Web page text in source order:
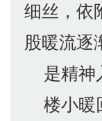
细丝，依
股暖流逐
是精神
楼小暖